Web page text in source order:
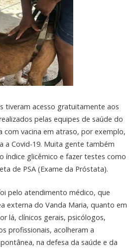
tiveram acesso gratuitamente aos
pelas equipes de saúde do
com vacina em atraso, por exemplo,
a Covid-19. Muita gente também
índice glicêmico e fazer testes como
de PSA (Exame da Próstata).
pelo atendimento médico, que
externa do Vanda Maria, quanto em
lá, clínicos gerais, psicólogos,
profissionais, acolheram a
na defesa da saúde e da